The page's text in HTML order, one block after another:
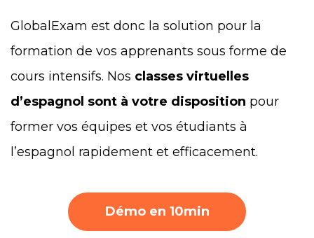
GlobalExam est donc la solution pour la
formation de vos apprenants sous forme de
cours intensifs. Nos classes virtuelles
d’espagnol sont à votre disposition pour
former vos équipes et vos étudiants à
l’espagnol rapidement et efficacement.
Démo en 10min